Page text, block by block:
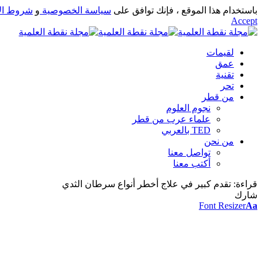
باستخدام هذا الموقع ، فإنك توافق على سياسة الخصوصية و شروط
Accept
لقيمات
عمق
تقنية
تحر
من قطر
نجوم العلوم
علماء عرب من قطر
TED بالعربي
من نحن
تواصل معنا
أكتب معنا
قراءة: تقدم كبير في علاج أخطر أنواع سرطان الثدي
شارك
Font ResizerAa